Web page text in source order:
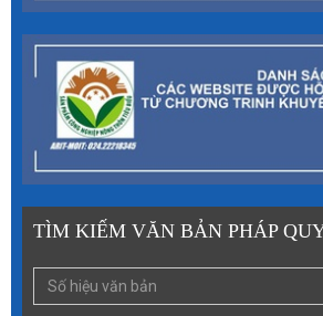
TÌM KIẾM VĂN BẢN PHÁP